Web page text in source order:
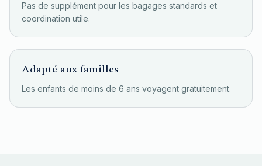
Pas de supplément pour les bagages standards et
coordination utile.
Adapté aux familles
Les enfants de moins de 6 ans voyagent gratuitement.